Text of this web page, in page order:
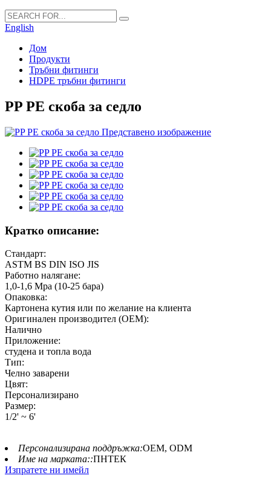
English
Дом
Продукти
Тръбни фитинги
HDPE тръбни фитинги
PP PE скоба за седло
Кратко описание:
Стандарт:
ASTM BS DIN ISO JIS
Работно налягане:
1,0-1,6 Mpa (10-25 бара)
Опаковка:
Картонена кутия или по желание на клиента
Оригинален производител (OEM):
Налично
Приложение:
студена и топла вода
Тип:
Челно заварени
Цвят:
Персонализирано
Размер:
1/2' ~ 6'
Персонализирана поддръжка:OEM, ODM
Име на марката::ПНТЕК
Изпратете ни имейл